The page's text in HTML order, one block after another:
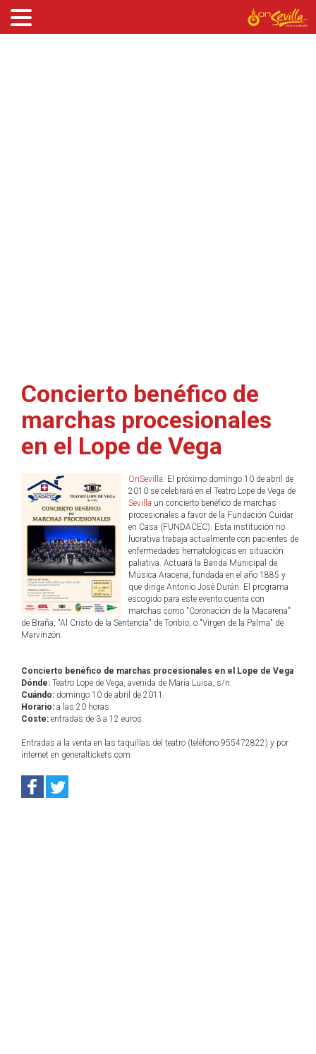
Concierto benéfico de
marchas procesionales
en el Lope de Vega
OnSevilla. El próximo domingo 10 de abril de
2010 se celebrará en el Teatro Lope de Vega de
Sevilla un concierto benéfico de marchas
procesionales a favor de la Fundación Cuidar
en Casa (FUNDACEC). Esta institución no
lucrativa trabaja actualmente con pacientes de
enfermedades hematológicas en situación
paliativa. Actuará la Banda Municipal de
Música Aracena, fundada en el año 1885 y
que dirige Antonio José Durán. El programa
escogido para este evento cuenta con
marchas como "Coronación de la Macarena"
de Braña, "Al Cristo de la Sentencia" de Toribio, o "Virgen de la Palma" de
Marvinzón.
Concierto benéfico de marchas procesionales en el Lope de Vega
Dónde: Teatro Lope de Vega, avenida de María Luisa, s/n.
Cuándo: domingo 10 de abril de 2011.
Horario: a las 20 horas.
Coste: entradas de 3 a 12 euros.
Entradas a la venta en las taquillas del teatro (teléfono 955472822) y por
internet en generaltickets.com